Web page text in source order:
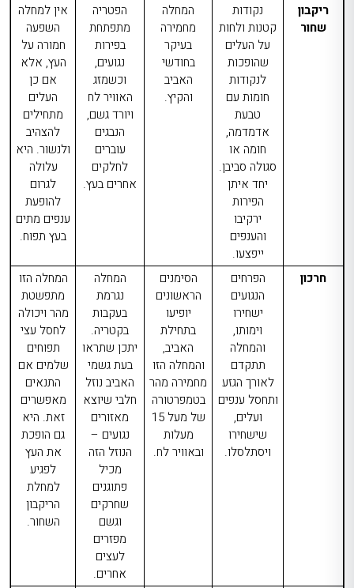
ריקבון
שחור
נקודות
קטנות ולחות
על העלים
שהופכות
לנקודות
חומות עם
טבעת
אדמדמה,
חומה או
סגולה סביבן.
יחד איתן
הפירות
ירקיבו
והענפים
ייפצעו.
המחלה
מחמירה
בעיקר
בחודשי
האביב
והקיץ.
הפטריה
מתפתחת
בפירות
נגועים,
וכשמזג
האוויר לח
ויורד גשם,
הנבגים
עוברים
לחלקים
אחרים בעץ.
אין למחלה
השפעה
חמורה על
העץ, אלא
אם כן
העלים
מתחילים
להצהיב
ולנשור. היא
עלולה
לגרום
להופעת
ענפים מתים
בעץ תפוח.
חרכון
הפרחים
הנגועים
ישחירו
וימותו,
והמחלה
תתקדם
לאורך הגזע
ותחסל ענפים
ועלים,
שישחירו
ויסתלסלו.
הסימנים
הראשונים
יופיעו
בתחילת
האביב,
והמחלה הזו
מחמירה מהר
בטמפרטורה
של מעל 15
מעלות
ובאוויר לח.
המחלה
נגרמת
בעקבות
בקטריה.
יתכן שתראו
בעת גשמי
האביב נוזל
חלבי שיוצא
מאזורים
נגועים –
הנוזל הזה
מכיל
פתוגנים
שחרקים
וגשם
מפזרים
לעצים
אחרים.
המחלה הזו
מתפשטת
מהר ויכולה
לחסל עצי
תפוחים
שלמים אם
התנאים
מאפשרים
זאת. היא
גם הופכת
את העץ
לפגיע
למחלת
הריקבון
השחור.